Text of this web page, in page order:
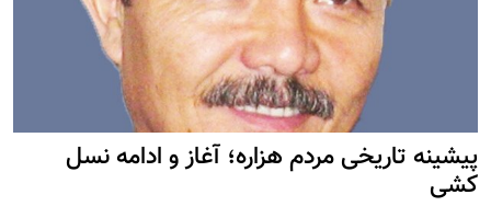
پيشينه تاريخی مردم هزاره؛ آغاز و ادامه نسل
کشی